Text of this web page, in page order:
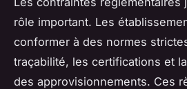
rôle important. Les
conformer à des normes
traçabilité, les certifications et
des approvisionnements. Ces